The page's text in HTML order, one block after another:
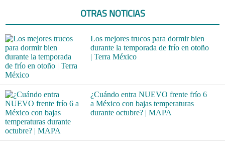
OTRAS NOTICIAS
Los mejores trucos para dormir bien
durante la temporada de frío en otoño
| Terra México
¿Cuándo entra NUEVO frente frío 6
a México con bajas temperaturas
durante octubre? | MAPA